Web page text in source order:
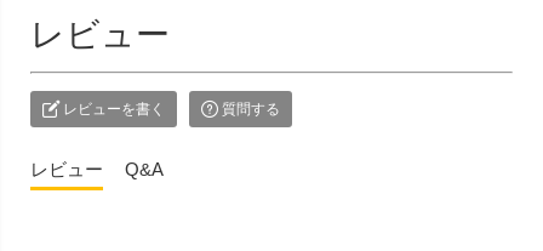
レビュー
レビューを書く 質問する
レビュー Q&A